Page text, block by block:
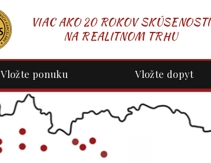
VIAC AKO 20 ROKOV SKÚSENOSTÍ
NA REALITNOM TRHU
Vložte ponuku Vložte dopyt